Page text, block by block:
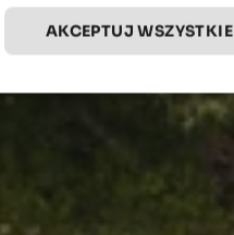
AKCEPTUJ WSZYSTKIE